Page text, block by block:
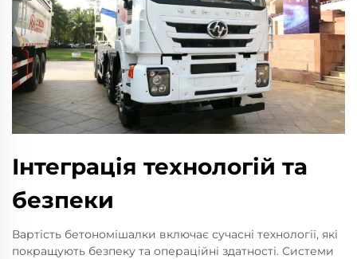
Інтеграція технологій та
безпеки
Вартість бетономішалки включає сучасні технології, які
покращують безпеку та операційні здатності. Системи